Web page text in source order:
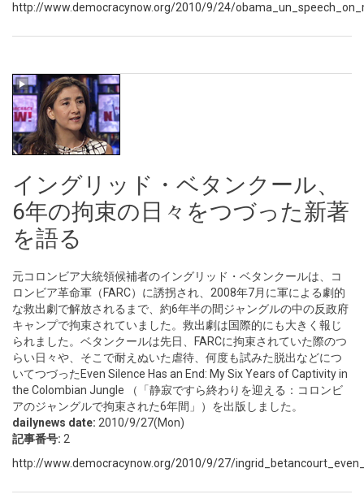
http://www.democracynow.org/2010/9/24/
イングリッド・ベタンクール、
6年の拘束の日々をつづった新著
を語る
元コロンビア大統領候補者のイングリッド・ベタンクールは、コ
ロンビア革命軍（FARC）に誘拐され、2008年7月に軍による劇的
な救出劇で解放されるまで、約6年半の間ジャングルの中の反政府
キャンプで拘束されていました。救出劇は国際的にも大きく報じ
られました。ベタンクールは先日、FARCに拘束されていた際のつ
らい日々や、そこで耐えぬいた虐待、何度も試みた脱出などにつ
いてつづったEven Silence Has an End: My Six Years of Captivity in
the Colombian Jungle （「静寂ですら終わりを迎える：コロンビ
アのジャングルで拘束された6年間」）を出版しました。
dailynews date: 2010/9/27(Mon)
記事番号: 2
http://www.democracynow.org/2010/9/27/